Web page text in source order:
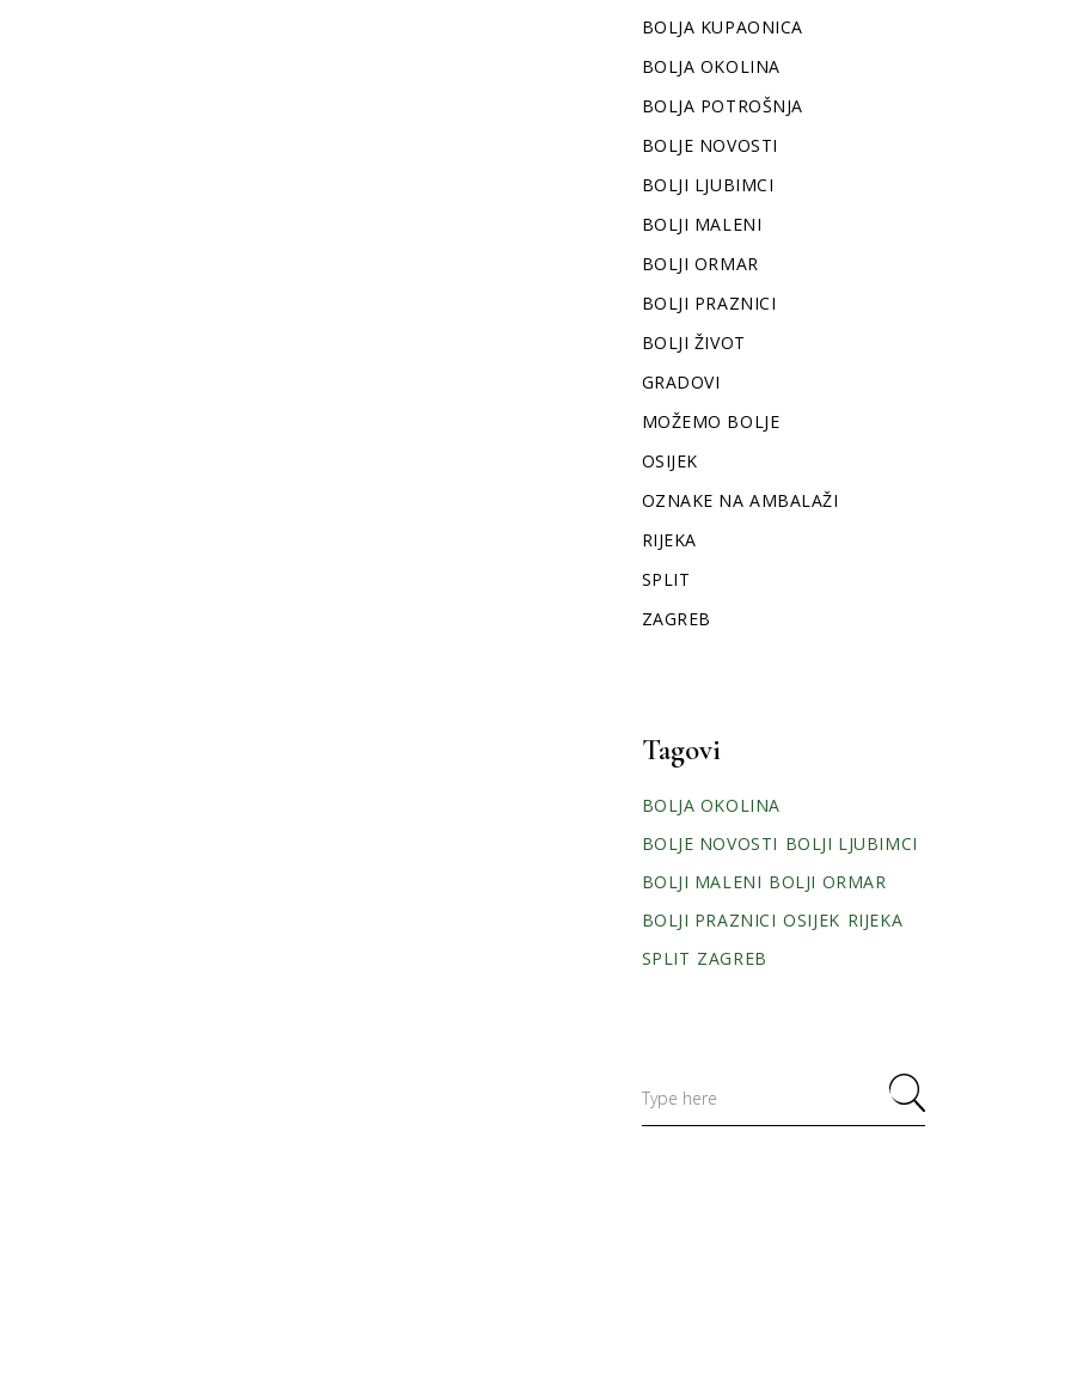
BOLJA KUPAONICA
BOLJA OKOLINA
BOLJA POTROŠNJA
BOLJE NOVOSTI
BOLJI LJUBIMCI
BOLJI MALENI
BOLJI ORMAR
BOLJI PRAZNICI
BOLJI ŽIVOT
GRADOVI
MOŽEMO BOLJE
OSIJEK
OZNAKE NA AMBALAŽI
RIJEKA
SPLIT
ZAGREB
Tagovi
BOLJA OKOLINA
BOLJE NOVOSTI BOLJI LJUBIMCI
BOLJI MALENI BOLJI ORMAR
BOLJI PRAZNICI OSIJEK RIJEKA
SPLIT ZAGREB
for: